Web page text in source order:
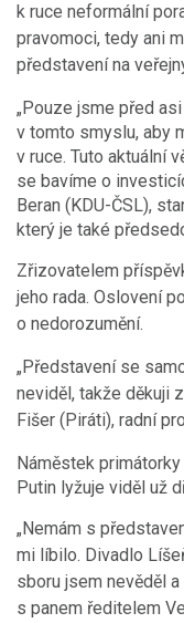
k ruce neformální
pravomoci, tedy ani
představení na
„Pouze jsme před
v tomto smyslu, aby
v ruce. Tuto aktuální
se bavíme o
Beran (KDU-ČSL),
který je také
Zřizovatelem
jeho rada. Oslovení
o nedorozumění.
„Představení se
neviděl, takže děkuji
Fišer (Piráti), radní
Náměstek
Putin lyžuje viděl už
„Nemám s
mi líbilo. Divadlo
sboru jsem nevěděl
s panem ředitelem